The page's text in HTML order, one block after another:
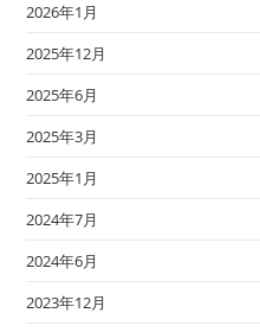
2026年1月
2025年12月
2025年6月
2025年3月
2025年1月
2024年7月
2024年6月
2023年12月